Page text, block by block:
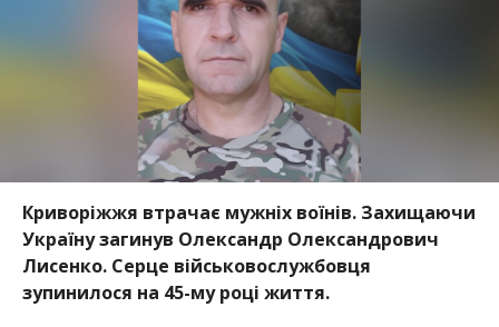
Криворіжжя втрачає мужніх воїнів. Захищаючи
Україну загинув Олександр Олександрович
Лисенко. Серце військовослужбовця
зупинилося на 45-му році життя.